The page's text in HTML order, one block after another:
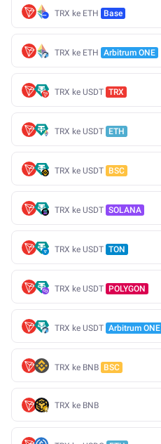
TRX ke ETH Base
TRX ke ETH Arbitrum ONE
TRX ke USDT TRX
TRX ke USDT ETH
TRX ke USDT BSC
TRX ke USDT SOLANA
TRX ke USDT TON
TRX ke USDT POLYGON
TRX ke USDT Arbitrum ONE
TRX ke BNB BSC
TRX ke BNB